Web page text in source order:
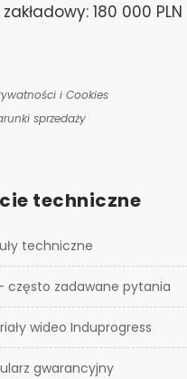
180 000 PLN
i Cookies
sprzedaży
techniczne
techniczne
często zadawane pytania
wideo Induprogress
gwarancyjny